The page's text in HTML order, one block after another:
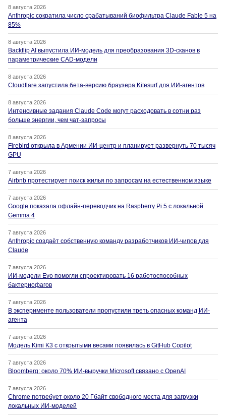
8 августа 2026
Anthropic сократила число срабатываний биофильтра Claude Fable 5 на
85%
8 августа 2026
Backflip AI выпустила ИИ-модель для преобразования 3D-сканов в
параметрические CAD-модели
8 августа 2026
Cloudflare запустила бета-версию браузера Kitesurf для ИИ-агентов
8 августа 2026
Интенсивные задания Claude Code могут расходовать в сотни раз
больше энергии, чем чат-запросы
8 августа 2026
Firebird открыла в Армении ИИ-центр и планирует развернуть 70 тысяч
GPU
7 августа 2026
Airbnb протестирует поиск жилья по запросам на естественном языке
7 августа 2026
Google показала офлайн-переводчик на Raspberry Pi 5 с локальной
Gemma 4
7 августа 2026
Anthropic создаёт собственную команду разработчиков ИИ-чипов для
Claude
7 августа 2026
ИИ-модели Evo помогли спроектировать 16 работоспособных
бактериофагов
7 августа 2026
В эксперименте пользователи пропустили треть опасных команд ИИ-
агента
7 августа 2026
Модель Kimi K3 с открытыми весами появилась в GitHub Copilot
7 августа 2026
Bloomberg: около 70% ИИ-выручки Microsoft связано с OpenAI
7 августа 2026
Chrome потребует около 20 Гбайт свободного места для загрузки
локальных ИИ-моделей